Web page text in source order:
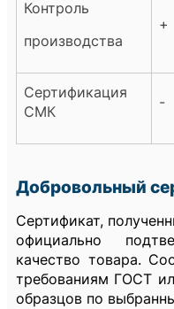
Контроль
производства
+
Сертификация
СМК
-
Добровольный
Сертификат,
официально
качество товара.
требованиям ГОСТ
образцов по